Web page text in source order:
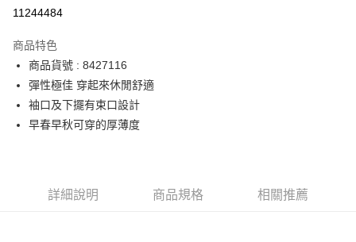
運送方式
宅配
每筆NT$90，滿NT$2,000(含以上)免運費
11244484
商品特色
商品貨號 : 8427116
彈性極佳 穿起來休閒舒適
袖口及下擺有束口設計
早春早秋可穿的厚薄度
詳細說明 商品規格 相關推薦